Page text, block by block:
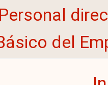
Personal
del